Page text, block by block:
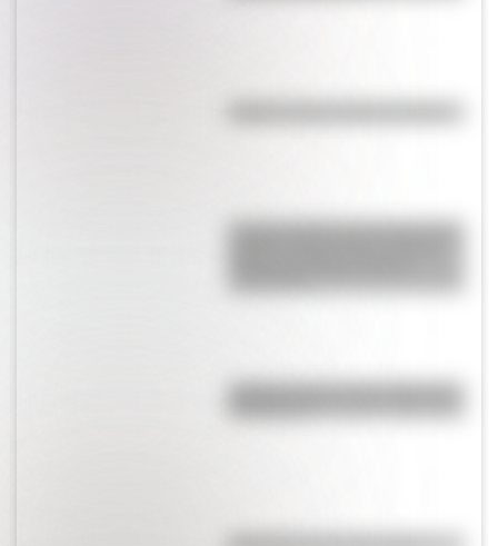
La gran hazaña del Cruce de los
¿Sabías cómo fue la infancia de